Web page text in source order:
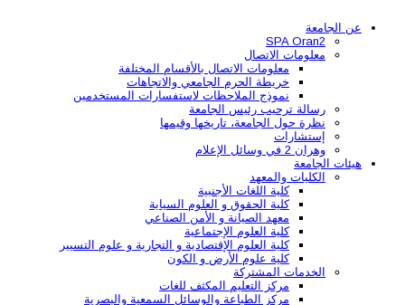
عن الجامعة
SPA Oran2
معلومات الاتصال
معلومات الاتصال بالأقسام المختلفة
خريطة الحرم الجامعي والاتجاهات
نموذج الملاحظات لاستفسارات المستخدمين
رسالة ترحيب رئيس الجامعة
نظرة حول الجامعة، تاريخها وقيمها
إستشارات
وهران 2 في وسائل الإعلام
هيئات الجامعة
الكليات والمعهد
كلية اللغات الأجنبية
كلية الحقوق و العلوم السياية
معهد الصيانة و الأمن الصناعي
كلية العلوم الإجتماعية
كلية العلوم الإقتصادية و التجارية و علوم التسيير
كلية علوم الأرض و الكون
الخدمات المشتركة
مركز التعليم المكثف للغات
مركز الطباعة والوسائل السمعية والبصرية